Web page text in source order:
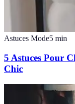
Astuces Mode5 min
5 Astuces Pour
Chic